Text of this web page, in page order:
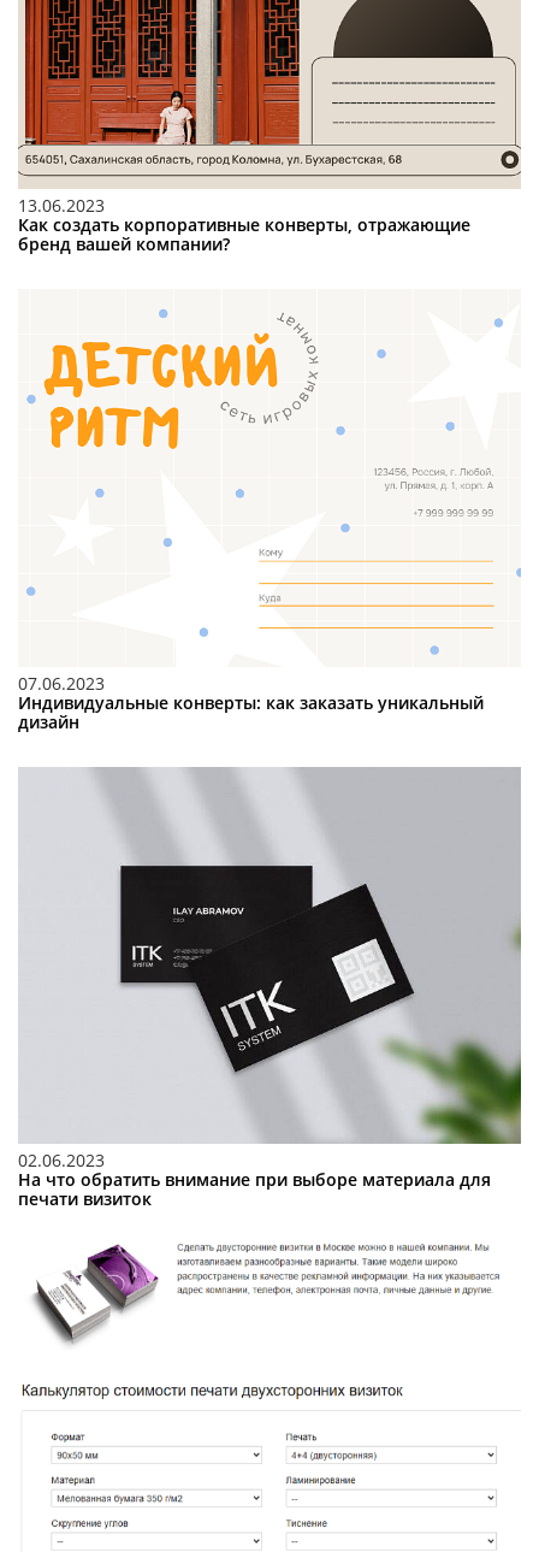
13.06.2023
Как создать корпоративные конверты, отражающие
бренд вашей компании?
07.06.2023
Индивидуальные конверты: как заказать уникальный
дизайн
02.06.2023
На что обратить внимание при выборе материала для
печати визиток